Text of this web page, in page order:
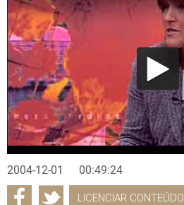
2004-12-01 00:49:24
LICENCIAR CONTEÚDO